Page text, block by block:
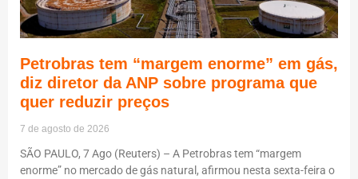
Petrobras tem “margem enorme” em gás,
diz diretor da ANP sobre programa que
quer reduzir preços
7 de agosto de 2026
SÃO PAULO, 7 Ago (Reuters) – A Petrobras tem “margem
enorme” no mercado de gás natural, afirmou nesta sexta-feira o